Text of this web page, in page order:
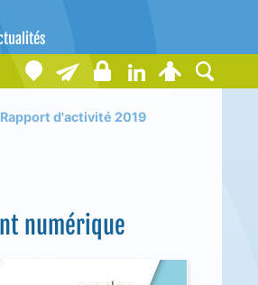
Rapport d'activité 2019
numérique